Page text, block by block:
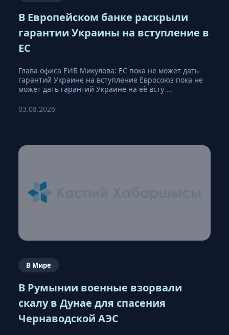
В Европейском банке раскрыли
гарантии Украины на вступление в
ЕС
Глава офиса ЕИБ Микулова: ЕС пока не может дать
гарантий Украине на вступление Евросоюз пока не
может дать гарантий Украине на её всту ...
03.08.2026
В Мире
В Румынии военные взорвали
скалу в Дунае для спасения
Чернаводской АЭС